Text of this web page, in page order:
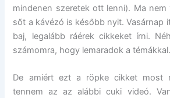
mindenen szeretek ott lenni). Ma
sőt a kávézó is később nyit. Vasárnap
baj, legalább ráérek cikkeket írni.
számomra, hogy lemaradok a témákkal.
De amiért ezt a röpke cikket most
tennem az az alábbi cuki videó.